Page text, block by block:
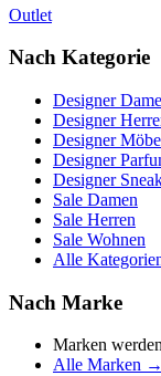
Outlet
Nach Kategorie
Designer
Designer
Designer
Designer
Designer
Sale Damen
Sale Herren
Sale Wohnen
Alle
Nach Marke
Marken
Alle Marken →